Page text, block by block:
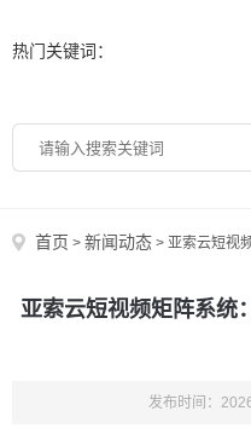
热门关键词：
首页 > 新闻动态 > 亚索云短视
亚索云短视频矩阵系统
发布时间：